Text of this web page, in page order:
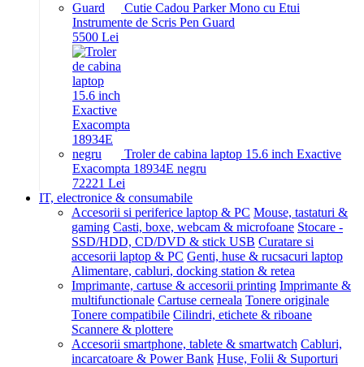
Cutie Cadou Parker Mono cu Etui
Instrumente de Scris Pen Guard
5500 Lei
Troler de cabina laptop 15.6 inch Exactive
Exacompta 18934E negru
72221 Lei
IT, electronice & consumabile
Accesorii si periferice laptop & PC Mouse, tastaturi &
gaming Casti, boxe, webcam & microfoane Stocare -
SSD/HDD, CD/DVD & stick USB Curatare si
accesorii laptop & PC Genti, huse & rucsacuri laptop
Alimentare, cabluri, docking station & retea
Imprimante, cartuse & accesorii printing Imprimante &
multifunctionale Cartuse cerneala Tonere originale
Tonere compatibile Cilindri, etichete & riboane
Scannere & plottere
Accesorii smartphone, tablete & smartwatch Cabluri,
incarcatoare & Power Bank Huse, Folii & Suporturi